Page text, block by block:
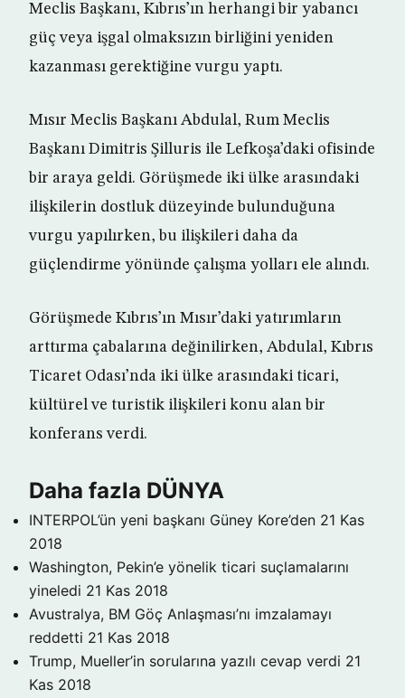
Meclis Başkanı, Kıbrıs’ın herhangi bir yabancı
güç veya işgal olmaksızın birliğini yeniden
kazanması gerektiğine vurgu yaptı.
Mısır Meclis Başkanı Abdulal, Rum Meclis
Başkanı Dimitris Şilluris ile Lefkoşa’daki ofisinde
bir araya geldi. Görüşmede iki ülke arasındaki
ilişkilerin dostluk düzeyinde bulunduğuna
vurgu yapılırken, bu ilişkileri daha da
güçlendirme yönünde çalışma yolları ele alındı.
Görüşmede Kıbrıs’ın Mısır’daki yatırımların
arttırma çabalarına değinilirken, Abdulal, Kıbrıs
Ticaret Odası’nda iki ülke arasındaki ticari,
kültürel ve turistik ilişkileri konu alan bir
konferans verdi.
Daha fazla DÜNYA
INTERPOL’ün yeni başkanı Güney Kore’den 21 Kas
2018
Washington, Pekin’e yönelik ticari suçlamalarını
yineledi 21 Kas 2018
Avustralya, BM Göç Anlaşması’nı imzalamayı
reddetti 21 Kas 2018
Trump, Mueller’in sorularına yazılı cevap verdi 21
Kas 2018